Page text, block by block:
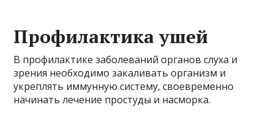
Профилактика ушей
В профилактике заболеваний органов слуха и
зрения необходимо закаливать организм и
укреплять иммунную систему, своевременно
начинать лечение простуды и насморка.